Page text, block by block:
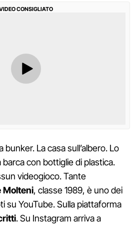
CONSIGLIATO
bunker. La casa sull’albero. Lo
con bottiglie di plastica.
videogioco. Tante
Molteni, classe 1989, è uno dei
su YouTube. Sulla piattaforma
. Su Instagram arriva a